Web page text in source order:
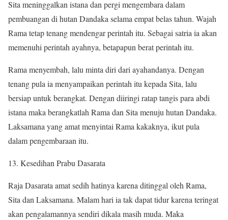
Sita meninggalkan istana dan pergi mengembara dalam
pembuangan di hutan Dandaka selama empat belas tahun. Wajah
Rama tetap tenang mendengar perintah itu. Sebagai satria ia akan
memenuhi perintah ayahnya, betapapun berat perintah itu.
Rama menyembah, lalu minta diri dari ayahandanya. Dengan
tenang pula ia menyampaikan perintah itu kepada Sita, lalu
bersiap untuk berangkat. Dengan diiringi ratap tangis para abdi
istana maka berangkatlah Rama dan Sita menuju hutan Dandaka.
Laksamana yang amat menyintai Rama kakaknya, ikut pula
dalam pengembaraan itu.
13. Kesedihan Prabu Dasarata
Raja Dasarata amat sedih hatinya karena ditinggal oleh Rama,
Sita dan Laksamana. Malam hari ia tak dapat tidur karena teringat
akan pengalamannya sendiri dikala masih muda. Maka